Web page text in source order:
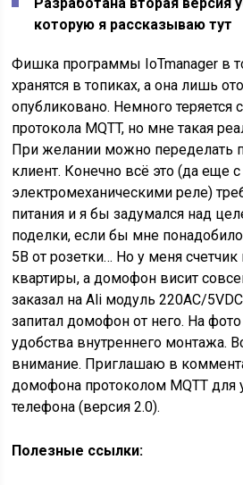
которую я рассказываю тут
Фишка программы IoTmanager в
хранятся в топиках, а она лишь
опубликовано. Немного теряется
протокола MQTT, но мне такая
При желании можно переделать
клиент. Конечно всё это (да еще
электромеханическими реле)
питания и я бы задумался над
поделки, если бы мне
5В от розетки… Но у меня счетчик
квартиры, а домофон висит
заказал на Ali модуль 220AC/
запитал домофон от него. На
удобства внутреннего монтажа.
внимание. Приглашаю в
домофона протоколом MQTT для
телефона (версия 2.0).
Полезные ссылки: